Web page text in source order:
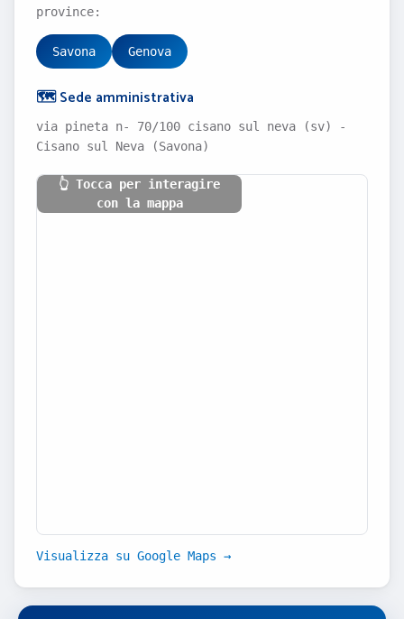
province:
Savona Genova
🗺️ Sede amministrativa
via pineta n- 70/100 cisano sul neva (sv) -
Cisano sul Neva (Savona)
👆 Tocca per interagire
con la mappa
Visualizza su Google Maps →